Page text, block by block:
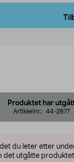
Produktet har
Artikkelnr.: 44-2877
du leter etter
det utgåtte